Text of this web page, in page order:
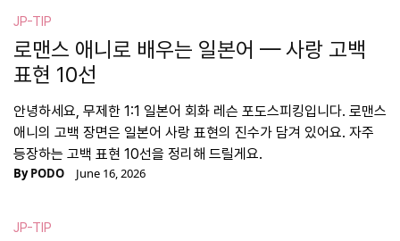
JP-TIP
로맨스 애니로 배우는 일본어 — 사랑 고백
표현 10선
안녕하세요, 무제한 1:1 일본어 회화 레슨 포도스피킹입니다. 로맨스
애니의 고백 장면은 일본어 사랑 표현의 진수가 담겨 있어요. 자주
등장하는 고백 표현 10선을 정리해 드릴게요.
ByPODO June 16, 2026
JP-TIP